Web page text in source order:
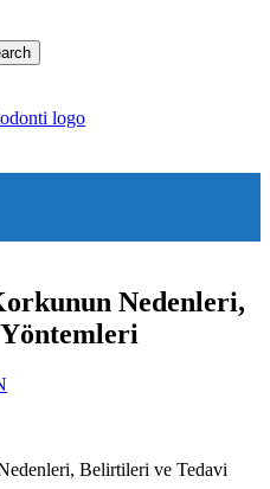
Nedenleri,